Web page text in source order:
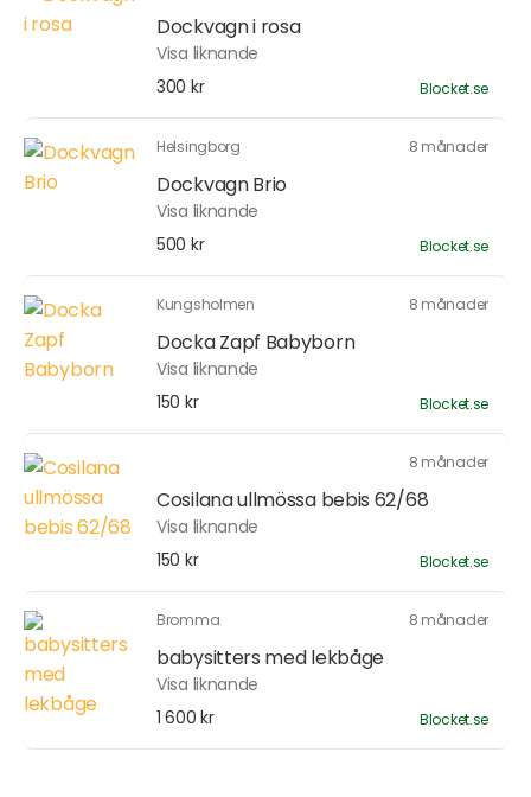
Dockvagn i rosa
Visa liknande
300 kr
Blocket.se
Helsingborg 8 månader
Dockvagn Brio
Visa liknande
500 kr
Blocket.se
Kungsholmen 8 månader
Docka Zapf Babyborn
Visa liknande
150 kr
Blocket.se
8 månader
Cosilana ullmössa bebis 62/68
Visa liknande
150 kr
Blocket.se
Bromma 8 månader
babysitters med lekbåge
Visa liknande
1 600 kr
Blocket.se